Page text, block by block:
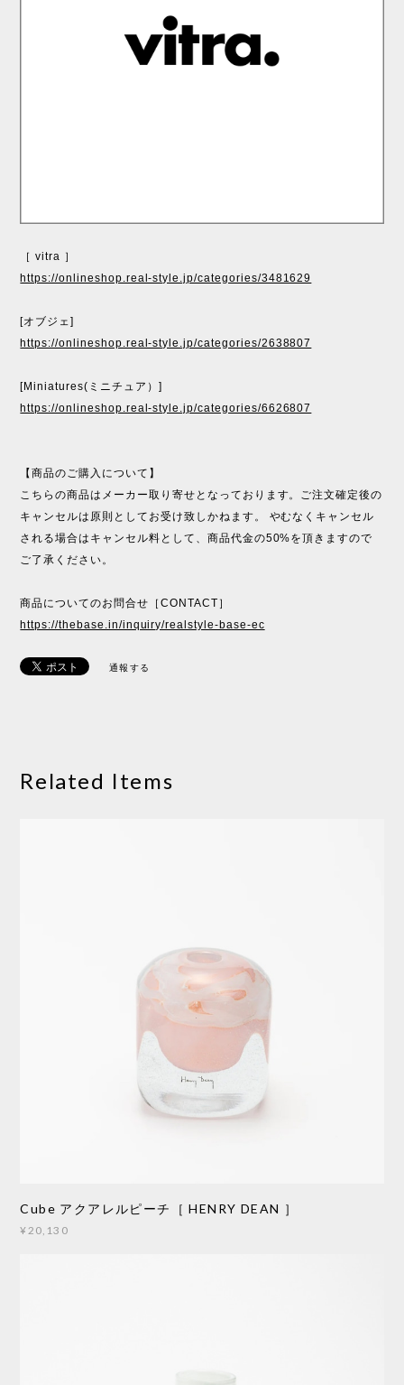
［ vitra ］
https://onlineshop.real-style.jp/categories/3481629
[オブジェ]
https://onlineshop.real-style.jp/categories/2638807
[Miniatures(ミニチュア）]
https://onlineshop.real-style.jp/categories/6626807
【商品のご購入について】
こちらの商品はメーカー取り寄せとなっております。ご注文確定後の
キャンセルは原則としてお受け致しかねます。 やむなくキャンセル
される場合はキャンセル料として、商品代金の50%を頂きますので
ご了承ください。
商品についてのお問合せ［CONTACT］
https://thebase.in/inquiry/realstyle-base-ec
通報する
Related Items
Cube アクアレルピーチ［ HENRY DEAN ］
¥20,130